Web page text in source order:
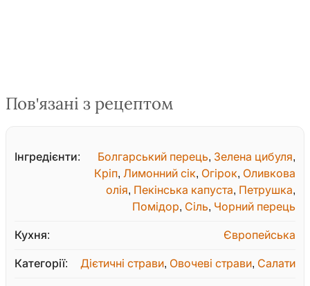
Пов'язані з рецептом
Інгредієнти: Болгарський перець, Зелена цибуля,
Кріп, Лимонний сік, Огірок, Оливкова
олія, Пекінська капуста, Петрушка,
Помідор, Сіль, Чорний перець
Кухня: Європейська
Категорії: Дієтичні страви, Овочеві страви, Салати